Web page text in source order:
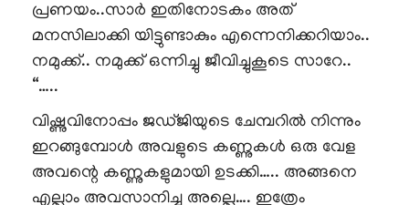
പ്രണയം..സാർ ഇതിനോടകം അത്
മനസിലാക്കി യിട്ടുണ്ടാകും എന്നെനിക്കറിയാം..
നമുക്ക്.. നമുക്ക് ഒന്നിച്ചു ജീവിച്ചുകൂടെ സാറേ..
“…..
വിഷ്ണുവിനോപ്പം ജഡ്ജിയുടെ ചേമ്പറിൽ നിന്നും
ഇറങ്ങുമ്പോൾ അവളുടെ കണ്ണുകൾ ഒരു വേള
അവന്റെ കണ്ണുകളുമായി ഉടക്കി….. അങ്ങനെ
എല്ലാം അവസാനിച്ചു അല്ലെ…. ഇത്രേം